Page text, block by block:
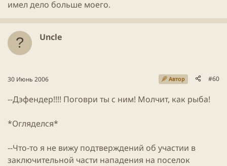
имел дело больше моего.
Uncle
30 Июнь 2006 Автор #60
--Дэфендер!!!! Поговри ты с ним! Молчит, как рыба!
*Огляделся*
--Что-то я не вижу подтверждений об участии в
заключительной части нападения на поселок